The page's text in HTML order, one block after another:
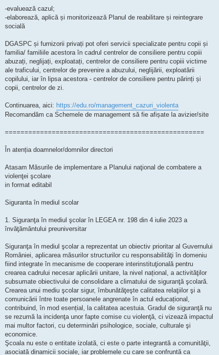
-evaluează cazul;
-elaborează, aplică și monitorizează Planul de reabilitare și reintegrare
socială
DGASPC și furnizorii privați pot oferi servicii specializate pentru copii și
familia/ familiile acestora în cadrul centrelor de consiliere pentru copiii
abuzați, neglijați, exploatați, centrelor de consiliere pentru copiii victime
ale traficului, centrelor de prevenire a abuzului, neglijării, exploatării
copilului, iar în lipsa acestora - centrelor de consiliere pentru părinți și
copii, centrelor de zi.
Continuarea, aici: https://edu.ro/management_cazuri_violenta
Recomandăm ca Schemele de management să fie afișate la avizier/site
===================================================
În atenția doamnelor/domnilor directori
Atasam Măsurile de implementare a Planului naţional de combatere a
violenţei şcolare
in format editabil
Siguranta în mediul scolar
1. Siguranţa în mediul şcolar în LEGEA nr. 198 din 4 iulie 2023 a
învăţământului preuniversitar
Siguranţa în mediul şcolar a reprezentat un obiectiv prioritar al Guvernului
României, aplicarea măsurilor structurilor cu responsabilităţi în domeniu
fiind integrate în mecanisme de cooperare interinstituţională pentru
crearea cadrului necesar aplicării unitare, la nivel național, a activităţilor
subsumate obiectivului de consolidare a climatului de siguranţă şcolară.
Crearea unui mediu şcolar sigur, îmbunătăţeşte calitatea relaţiilor şi a
comunicării între toate persoanele angrenate în actul educațional,
contribuind, în mod esențial, la calitatea acestuia. Gradul de siguranţă nu
se rezumă la incidenţa unor fapte comise cu violenţă, ci vizează impactul
mai multor factori, cu determinări psihologice, sociale, culturale şi
economice.
Şcoala nu este o entitate izolată, ci este o parte integrantă a comunităţii,
asociată dinamicii sociale, iar problemele cu care se confruntă ca